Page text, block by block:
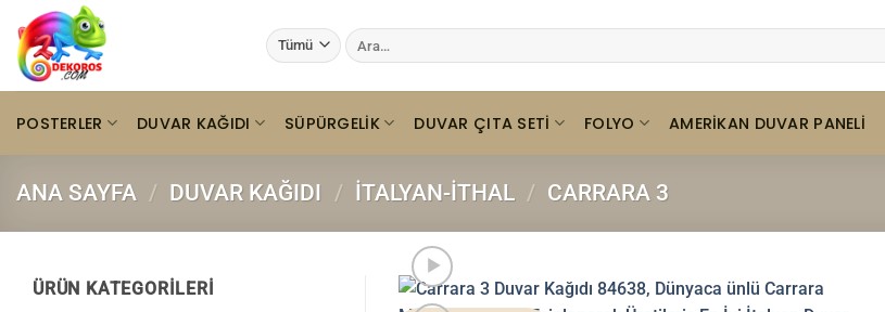
İçeriğe
atla
Ara:
POSTERLER DUVAR KAĞIDI SÜPÜRGELIK DUVAR ÇITA SETI FOLYO AMERIKAN DUVAR PANELI
ANA SAYFA / DUVAR KAĞIDI / İTALYAN-İTHAL / CARRARA 3
ÜRÜN KATEGORILERI